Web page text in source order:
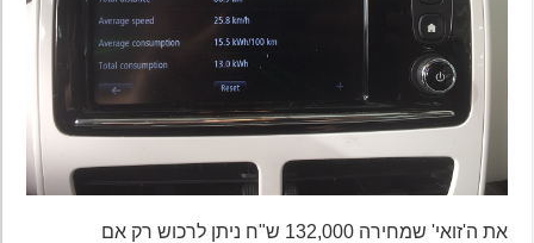
את ה'זואי' שמחירה 132,000 ש"ח ניתן לרכוש רק אם